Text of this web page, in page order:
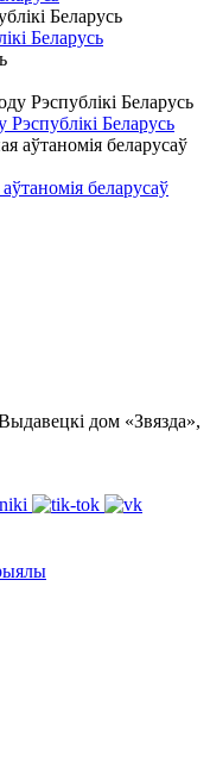
Беларусь
Беларусь
беларусаў
дом «Звязда»,